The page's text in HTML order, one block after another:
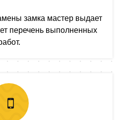
замка мастер выдает
перечень выполненных